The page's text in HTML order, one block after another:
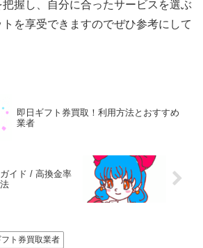
握し、自分に合ったサービスを選ぶ
を享受できますのでぜひ参考にして
即日ギフト券買取！利用方法とおすすめ
業者
イド / 高換金率
フト券買取業者